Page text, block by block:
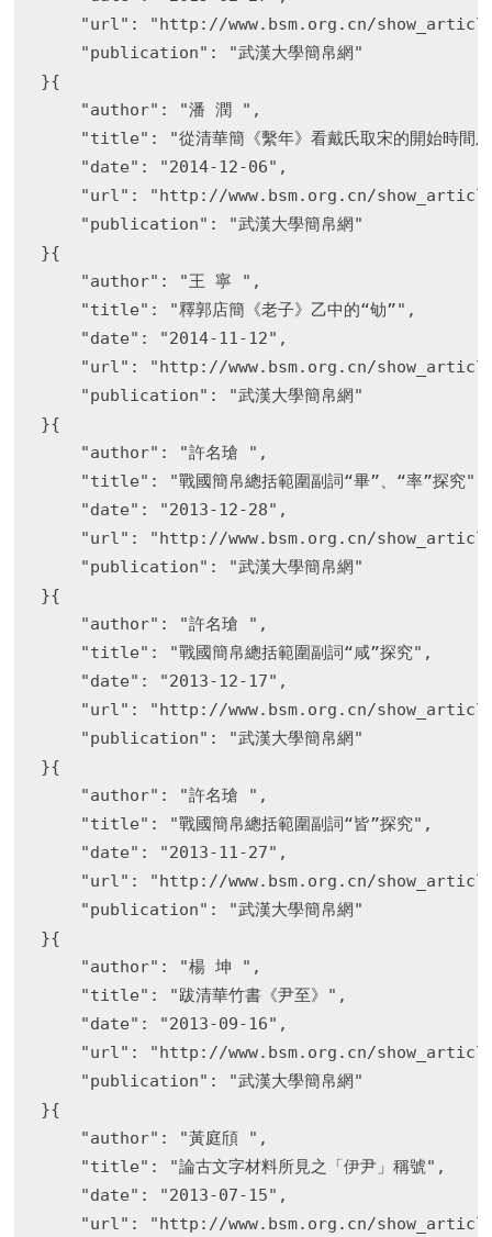
"url": "http://www.bsm.org.cn/
    "publication": "武漢大學簡帛網"
}{
    "author": "潘 潤 ",
"title": "從清華簡《繫年》看戴氏取宋的開始時間
    "date": "2014-12-06",
"url": "http://www.bsm.org.cn/
    "publication": "武漢大學簡帛網"
}{
    "author": "王 寧 ",
    "title": "釋郭店簡《老子》乙中的“劬”",
    "date": "2014-11-12",
"url": "http://www.bsm.org.cn/
    "publication": "武漢大學簡帛網"
}{
    "author": "許名瑲 ",
    "title": "戰國簡帛總括範圍副詞“畢”、“率”探究",
    "date": "2013-12-28",
"url": "http://www.bsm.org.cn/
    "publication": "武漢大學簡帛網"
}{
    "author": "許名瑲 ",
    "title": "戰國簡帛總括範圍副詞“咸”探究",
    "date": "2013-12-17",
"url": "http://www.bsm.org.cn/
    "publication": "武漢大學簡帛網"
}{
    "author": "許名瑲 ",
    "title": "戰國簡帛總括範圍副詞“皆”探究",
    "date": "2013-11-27",
"url": "http://www.bsm.org.cn/
    "publication": "武漢大學簡帛網"
}{
    "author": "楊 坤 ",
    "title": "跋清華竹書《尹至》",
    "date": "2013-09-16",
"url": "http://www.bsm.org.cn/
    "publication": "武漢大學簡帛網"
}{
    "author": "黃庭頎 ",
    "title": "論古文字材料所見之「伊尹」稱號",
    "date": "2013-07-15",
"url": "http://www.bsm.org.cn/